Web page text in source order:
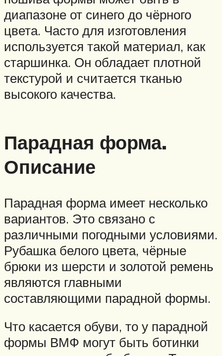
диапазоне от синего до чёрного
цвета. Часто для изготовления
используется такой материал, как
старшинка. Он обладает плотной
текстурой и считается тканью
высокого качества.
Парадная форма.
Описание
Парадная форма имеет несколько
вариантов. Это связано с
различными погодными условиями.
Рубашка белого цвета, чёрные
брюки из шерсти и золотой ремень
являются главными
составляющими парадной формы.
Что касается обуви, то у парадной
формы ВМФ могут быть ботинки